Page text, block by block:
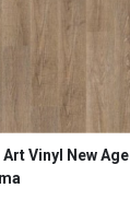
Vinyl New Age